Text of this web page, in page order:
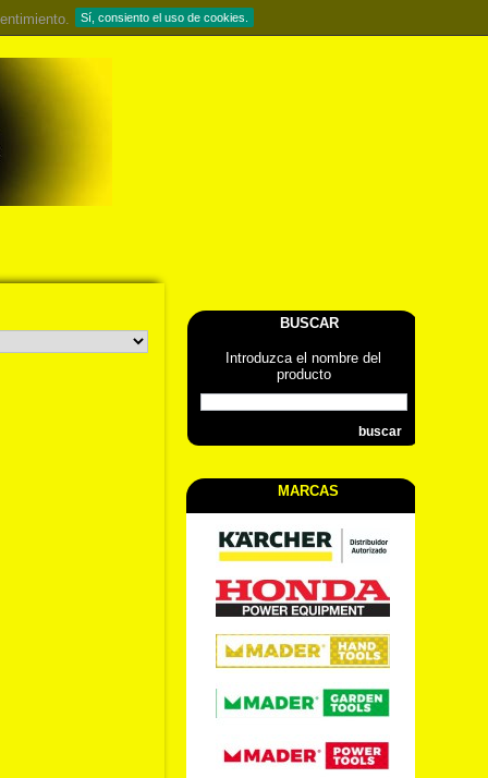
Sí, consiento el uso de cookies.
BUSCAR
Introduzca el nombre del
producto
MARCAS